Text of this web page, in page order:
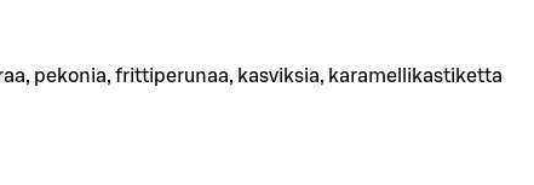
pekonia, frittiperunaa, kasviksia, karamellikastiketta